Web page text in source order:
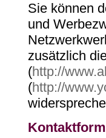
Sie können
und
zusätzlich
(http://
(http://